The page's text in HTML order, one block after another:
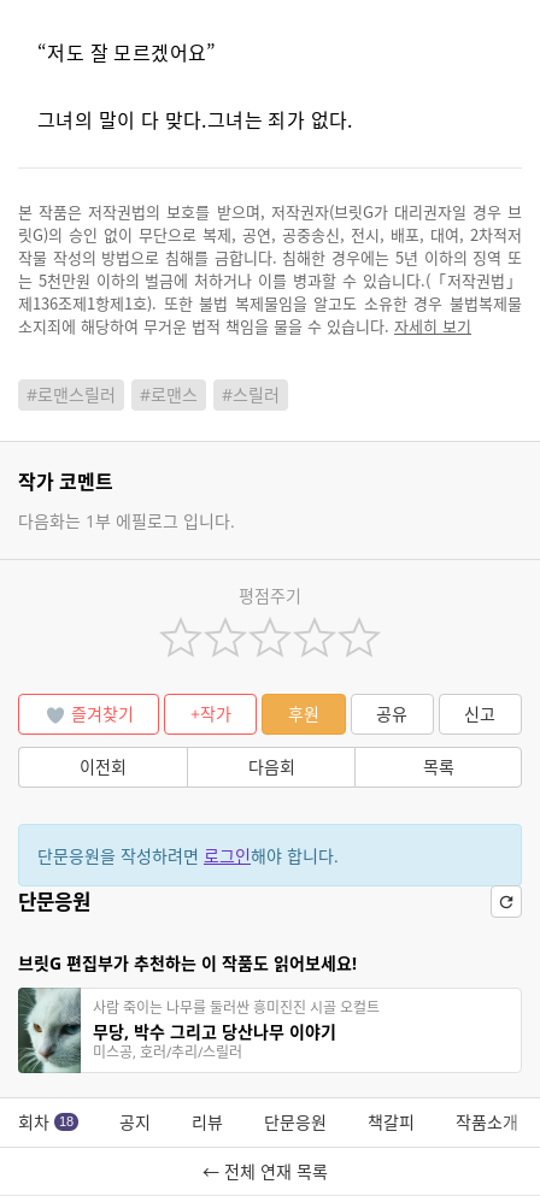
“저도 잘 모르겠어요”
그녀의 말이 다 맞다.그녀는 죄가 없다.
본 작품은 저작권법의 보호를 받으며, 저작권자(브릿G가 대리권자일 경우 브
릿G)의 승인 없이 무단으로 복제, 공연, 공중송신, 전시, 배포, 대여, 2차적저
작물 작성의 방법으로 침해를 금합니다. 침해한 경우에는 5년 이하의 징역 또
는 5천만원 이하의 벌금에 처하거나 이를 병과할 수 있습니다.(「저작권법」
제136조제1항제1호). 또한 불법 복제물임을 알고도 소유한 경우 불법복제물
소지죄에 해당하여 무거운 법적 책임을 물을 수 있습니다. 자세히 보기
#로맨스릴러 #로맨스 #스릴러
작가 코멘트
다음화는 1부 에필로그 입니다.
평점주기
즐겨찾기 +작가 후원 공유 신고
이전회 다음회 목록
단문응원을 작성하려면 로그인해야 합니다.
단문응원
브릿G 편집부가 추천하는 이 작품도 읽어보세요!
사람 죽이는 나무를 둘러싼 흥미진진 시골 오컬트
무당, 박수 그리고 당산나무 이야기
미스공, 호러/추리/스릴러
회차 18 공지 리뷰 단문응원 책갈피 작품소개
← 전체 연재 목록